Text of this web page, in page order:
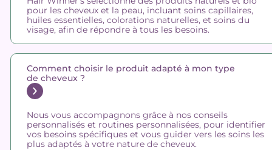
pour les cheveux et la peau, incluant soins capillaires,
huiles essentielles, colorations naturelles, et soins du
visage, afin de répondre à tous les besoins.
Comment choisir le produit adapté à mon type
de cheveux ?
Nous vous accompagnons grâce à nos conseils
personnalisés et routines personnalisées, pour identifier
vos besoins spécifiques et vous guider vers les soins les
plus adaptés à votre nature de cheveux.